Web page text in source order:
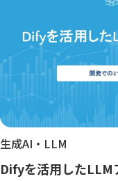
生成AI・LLM
Difyを活用したLLM